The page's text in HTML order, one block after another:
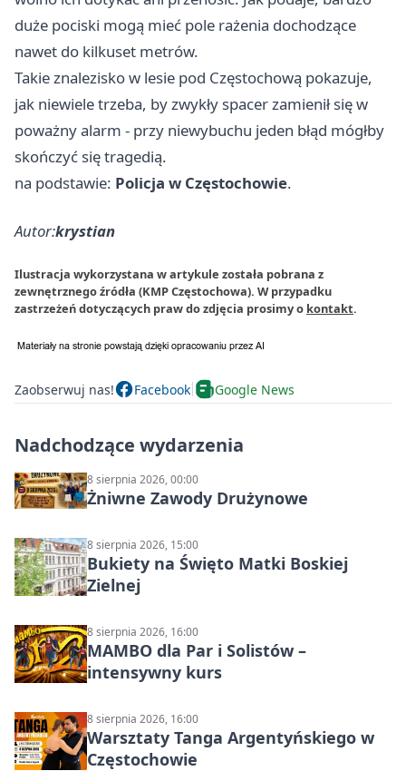
duże pociski mogą mieć pole rażenia dochodzące
nawet do kilkuset metrów.
Takie znalezisko w lesie pod Częstochową pokazuje,
jak niewiele trzeba, by zwykły spacer zamienił się w
poważny alarm - przy niewybuchu jeden błąd mógłby
skończyć się tragedią.
na podstawie: Policja w Częstochowie.
Autor:krystian
Ilustracja wykorzystana w artykule została pobrana z
zewnętrznego źródła (KMP Częstochowa). W przypadku
zastrzeżeń dotyczących praw do zdjęcia prosimy o kontakt.
Zaobserwuj nas! Facebook Google News
Nadchodzące wydarzenia
8 sierpnia 2026, 00:00
Żniwne Zawody Drużynowe
8 sierpnia 2026, 15:00
Bukiety na Święto Matki Boskiej
Zielnej
8 sierpnia 2026, 16:00
MAMBO dla Par i Solistów –
intensywny kurs
8 sierpnia 2026, 16:00
Warsztaty Tanga Argentyńskiego w
Częstochowie